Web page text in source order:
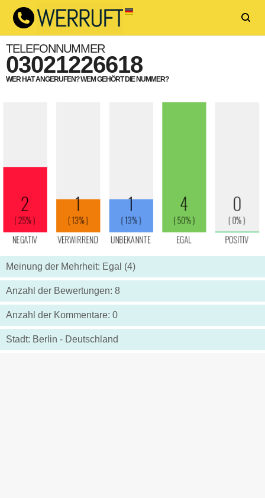
TELEFONNUMMER
03021226618
WER HAT ANGERUFEN? WEM GEHÖRT DIE NUMMER?
Meinung der Mehrheit: Egal (4)
Anzahl der Bewertungen: 8
Anzahl der Kommentare: 0
Stadt: Berlin - Deutschland